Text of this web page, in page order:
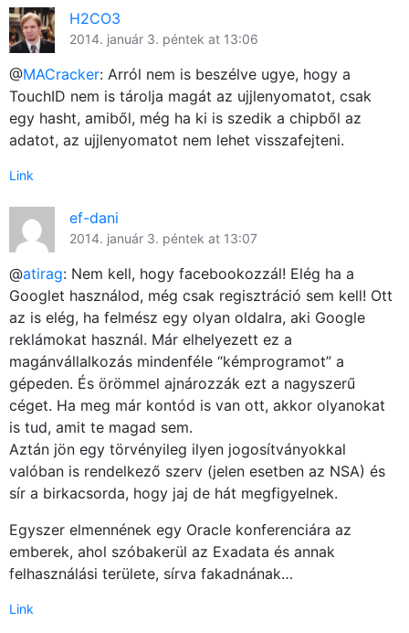
H2CO3
2014. január 3. péntek at 13:06
@MACracker: Arról nem is beszélve ugye, hogy a
TouchID nem is tárolja magát az ujjlenyomatot, csak
egy hasht, amiből, még ha ki is szedik a chipből az
adatot, az ujjlenyomatot nem lehet visszafejteni.
Link
ef-dani
2014. január 3. péntek at 13:07
@atirag: Nem kell, hogy facebookozzál! Elég ha a
Googlet használod, még csak regisztráció sem kell! Ott
az is elég, ha felmész egy olyan oldalra, aki Google
reklámokat használ. Már elhelyezett ez a
magánvállalkozás mindenféle “kémprogramot” a
gépeden. És örömmel ajnározzák ezt a nagyszerű
céget. Ha meg már kontód is van ott, akkor olyanokat
is tud, amit te magad sem.
Aztán jön egy törvényileg ilyen jogosítványokkal
valóban is rendelkező szerv (jelen esetben az NSA) és
sír a birkacsorda, hogy jaj de hát megfigyelnek.
Egyszer elmennének egy Oracle konferenciára az
emberek, ahol szóbakerül az Exadata és annak
felhasználási területe, sírva fakadnának…
Link